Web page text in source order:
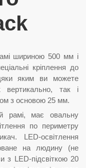
шириною 500 мм і
кріплення до
яким ви можете
вертикально, так і
з основою 25 мм.
рамі, має овальну
по периметру
LED-освітлення
на людину (не
з LED-підсвіткою 20